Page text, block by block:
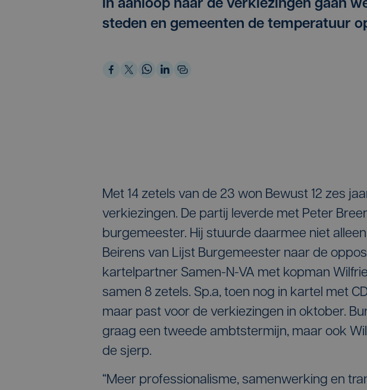
In aanloop naar de verkiezingen gaan
steden en gemeenten de temperatuur
Met 14 zetels van de 23 won Bewust 12 zes
verkiezingen. De partij leverde met Peter
burgemeester. Hij stuurde daarmee niet
Beirens van Lijst Burgemeester naar de
kartelpartner Samen-N-VA met kopman
samen 8 zetels. Sp.a, toen nog in kartel met
maar past voor de verkiezingen in oktober.
graag een tweede ambtstermijn, maar ook
de sjerp.
“Meer professionalisme, samenwerking en